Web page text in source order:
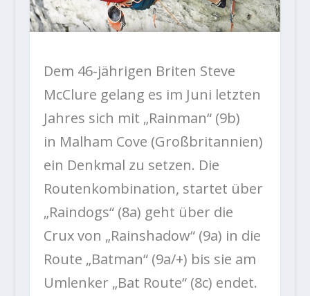
Dem 46-jährigen Briten Steve
McClure gelang es im Juni letzten
Jahres sich mit „Rainman“ (9b)
in Malham Cove (Großbritannien)
ein Denkmal zu setzen. Die
Routenkombination, startet über
„Raindogs“ (8a) geht über die
Crux von „Rainshadow“ (9a) in die
Route „Batman“ (9a/+) bis sie am
Umlenker „Bat Route“ (8c) endet.